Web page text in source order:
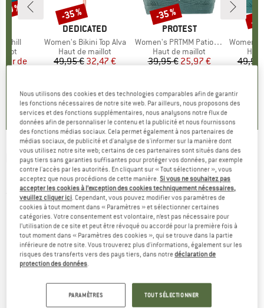
Chill
réduit
de
)
%
MARQUE
DEDICATED
Article
Women's Bikini Top Alva
Product group
Haut de maillot
Prix
49,95 € Prix réduit
32,47 €
4,6(23)
Remise
-35 %
MARQUE
PROTEST
Article
Women's PRTMM Patio Triangle
Product group
Haut de maillot
Prix
39,95 € Prix réduit
25,97 €
4,9 (23)
Remise
-35 %
Article
Women's
49,95
BARTS -Women's Solid Cross Halter Full -
Haut de maillot
(0)
Nous utilisons des cookies et des technologies comparables afin de garantir
les fonctions nécessaires de notre site web. Par ailleurs, nous proposons des
services et des fonctions supplémentaires, nous analysons notre flux de
données afin de personnaliser le contenu et la publicité et nous fournissons
des fonctions médias sociaux. Cela permet également à nos partenaires de
médias sociaux, de publicité et d'analyse de s'informer sur la manière dont
vous utilisez notre site web; certains de ces partenaires sont situés dans des
pays tiers sans garanties suffisantes pour protéger vos données, par exemple
contre l'accès par les autorités. En cliquant sur « Tout sélectionner », vous
acceptez que nous procédions de cette manière.Si vous ne souhaitez pas
accepter les cookies à l’exception des cookies techniquement nécessaires,
veuillez cliquer ici. Cependant, vous pouvez modifier vos paramètres de
cookies à tout moment dans « Paramètres » et sélectionner certaines
catégories. Votre consentement est volontaire, n’est pas nécessaire pour
l’utilisation de ce site et peut être révoqué ou accordé pour la première fois à
tout moment dans « Paramètres des cookies », qui se trouve dans la partie
inférieure de notre site. Vous trouverez plus d'informations, également sur les
risques des transferts vers des pays tiers, dans notredéclaration de
protection des données.
PARAMÈTRES TOUT SÉLECTIONNER